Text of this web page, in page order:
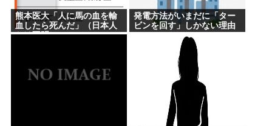
熊本医大「人に馬の血を輸
血したら死んだ」（日本人
かは不明）
発電方法がいまだに「ター
ビンを回す」しかない理由
www